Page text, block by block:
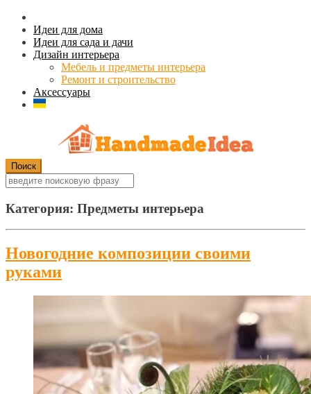
Идеи для дома
Идеи для сада и дачи
Дизайн интерьера
Мебель и предметы интерьера
Ремонт и строительство
Аксессуары
Категория: Предметы интерьера
Новогодние композиции своими
руками